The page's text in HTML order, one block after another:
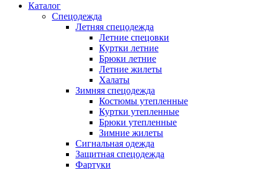
Каталог
Спецодежда
Летняя спецодежда
Летние спецовки
Куртки летние
Брюки летние
Летние жилеты
Халаты
Зимняя спецодежда
Костюмы утепленные
Куртки утепленные
Брюки утепленные
Зимние жилеты
Сигнальная одежда
Защитная спецодежда
Фартуки